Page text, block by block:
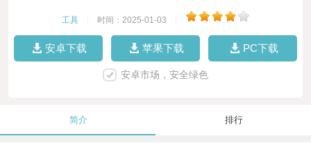
工具 时间：2025-01-03
安卓下载 苹果下载 PC下载
安卓市场，安全绿色
简介 排行